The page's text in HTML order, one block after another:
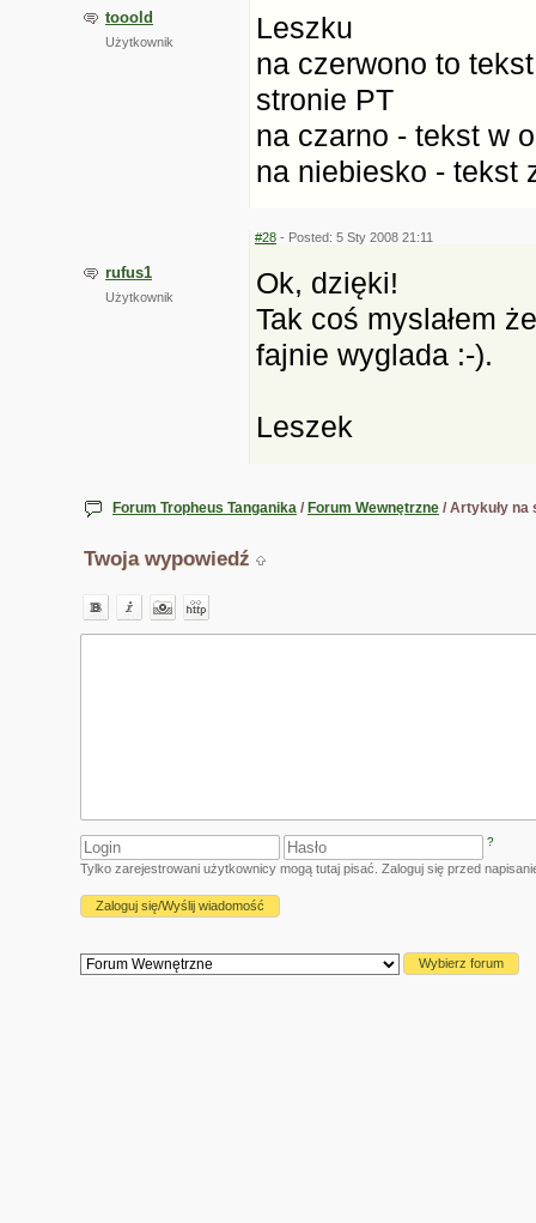
tooold
Użytkownik
Leszku
na czerwono to
stronie PT
na czarno - tekst w
na niebiesko - tekst
rufus1
Użytkownik
#28 - Posted: 5 Sty 2008 21:11
Ok, dzięki!
Tak coś myslałem
fajnie wyglada :-).
Leszek
Forum Tropheus Tanganika / Forum Wewnętrzne / Artykuły na
Twoja wypowiedź
?
Tylko zarejestrowani użytkownicy mogą tutaj pisać. Zaloguj się przed